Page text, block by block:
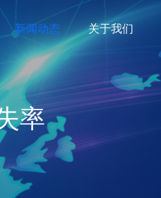
新闻动态 关于我们
率